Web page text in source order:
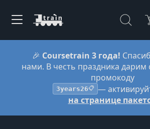
🎉 Coursetrain 3 года!
нами. В честь праздника дарим
промокоду
3years26📋 —
на странице